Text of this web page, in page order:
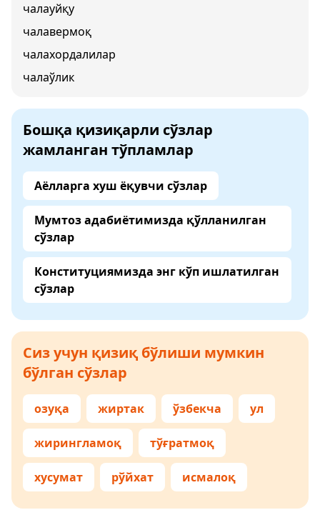
чалауйқу
чалавермоқ
чалахордалилар
чалаўлик
Бошқа қизиқарли сўзлар
жамланган тўпламлар
Аёлларга хуш ёқувчи сўзлар
Мумтоз адабиётимизда қўлланилган
сўзлар
Конституциямизда энг кўп ишлатилган
сўзлар
Сиз учун қизиқ бўлиши мумкин
бўлган сўзлар
озуқа жиртак ўзбекча ул
жирингламоқ тўғратмоқ
хусумат рўйхат исмалоқ